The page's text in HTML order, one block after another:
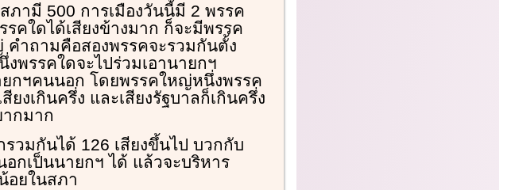
ภามี 500 การเมืองวันนี้มี 2 พรรค
คใดได้เสียงข้างมาก ก็จะมีพรรค
คำถามคือสองพรรคจะรวมกันตั้ง
พรรคใดจะไปร่วมเอานายกฯ
กฯคนนอก โดยพรรคใหญ่หนึ่งพรรค
งเกินครึ่ง และเสียงรัฐบาลก็เกินครึ่ง
ากมาก
วมกันได้ 126 เสียงขึ้นไป บวกกับ
อกเป็นนายกฯ ได้ แล้วจะบริหาร
อยในสภา